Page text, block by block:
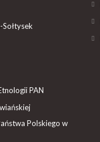
PAN
Polskiego w